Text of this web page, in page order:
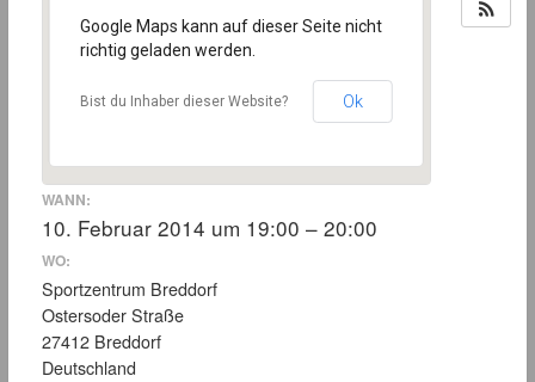
Google Maps kann auf dieser Seite nicht
richtig geladen werden.
Bist du Inhaber dieser Website? Ok
WANN:
10. Februar 2014 um 19:00 – 20:00
WO:
Sportzentrum Breddorf
Ostersoder Straße
27412 Breddorf
Deutschland